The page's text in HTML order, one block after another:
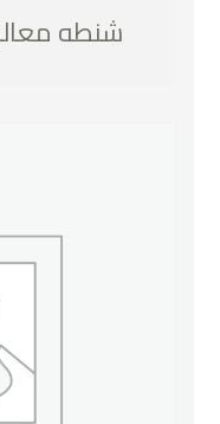
شنطه معالق